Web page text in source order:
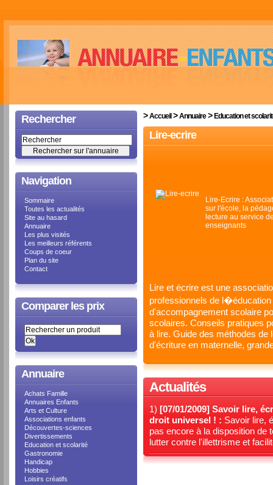
Rechercher
Navigation
Sommaire
Toutes les actualités
Site au hasard
Annuaire
Les plus visités
Les meilleurs référents
Coups de coeur
Plan du site
Contact
Comparer les prix
Annuaire
Achats Famille
Annuaires Enfants
Arts et Culture
Associations enfants
Découvertes-sciences
Divertissements
Education et scolarité
Gastronomie
Handicap
Hobbies
Loisirs créatifs
>Accueil>Annuaire> Education et
Lire-ecrire
Lire-Ecrire :
sur l'école, la
lecture au service
enseignants
Lire et écrire est une
professionnels de
d'accompagnement scolaire
scolaires. Conseils pratiques
à lire. Guide des méthodes
d'écriture en maternelle,
Actualités
1) [07/01/2009] Savoir lire,
droit universel ! : Savoir lire,
pas encore à la disposition de
lutter contre l'illettrisme et